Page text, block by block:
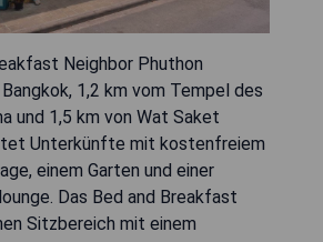
Neighbor Phuthon
1,2 km vom Tempel des
und 1,5 km von Wat Saket
Unterkünfte mit kostenfreiem
einem Garten und einer
Das Bed and Breakfast
Sitzbereich mit einem